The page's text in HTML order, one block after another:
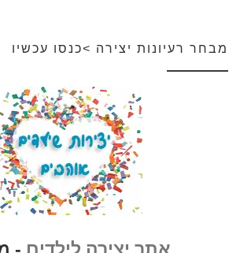
מבחר רעיונות יצירה >כנסו עכשיו